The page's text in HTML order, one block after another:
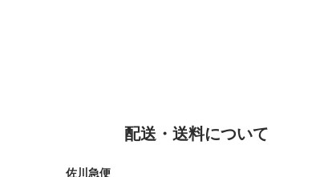
配送・送料について
佐川急便